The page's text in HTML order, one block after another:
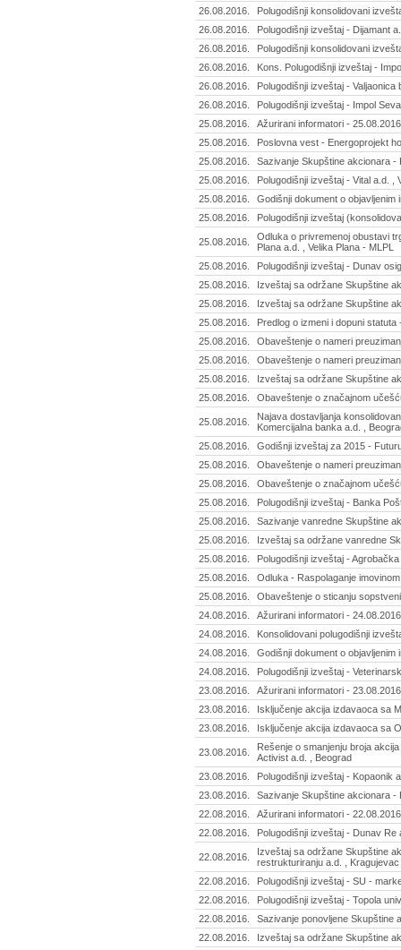
26.08.2016.
Polugodišnji konsolidovani
26.08.2016.
Polugodišnji izveštaj - Dijamant
26.08.2016.
Polugodišnji konsolidovani
26.08.2016.
Kons. Polugodišnji izveštaj -
26.08.2016.
Polugodišnji izveštaj -
26.08.2016.
Polugodišnji izveštaj - Impol
25.08.2016.
Ažurirani informatori - 25.08.2016
25.08.2016.
Poslovna vest - Energoprojekt
25.08.2016.
Sazivanje Skupštine akcionara -
25.08.2016.
Polugodišnji izveštaj - Vital a.d. ,
25.08.2016.
Godišnji dokument o objavljenim
25.08.2016.
Polugodišnji izveštaj
25.08.2016.
Odluka o privremenoj obustavi
Plana a.d. , Velika Plana - MLPL
25.08.2016.
Polugodišnji izveštaj - Dunav
25.08.2016.
Izveštaj sa održane Skupštine
25.08.2016.
Izveštaj sa održane Skupštine
25.08.2016.
Predlog o izmeni i dopuni
25.08.2016.
Obaveštenje o nameri
25.08.2016.
Obaveštenje o nameri
25.08.2016.
Izveštaj sa održane Skupštine
25.08.2016.
Obaveštenje o značajnom
25.08.2016.
Najava dostavljanja
Komercijalna banka a.d. ,
25.08.2016.
Godišnji izveštaj za 2015 -
25.08.2016.
Obaveštenje o nameri
25.08.2016.
Obaveštenje o značajnom
25.08.2016.
Polugodišnji izveštaj - Banka
25.08.2016.
Sazivanje vanredne Skupštine
25.08.2016.
Izveštaj sa održane vanredne
25.08.2016.
Polugodišnji izveštaj -
25.08.2016.
Odluka - Raspolaganje
25.08.2016.
Obaveštenje o sticanju
24.08.2016.
Ažurirani informatori - 24.08.2016
24.08.2016.
Konsolidovani polugodišnji
24.08.2016.
Godišnji dokument o
24.08.2016.
Polugodišnji izveštaj -
23.08.2016.
Ažurirani informatori - 23.08.2016
23.08.2016.
Isključenje akcija izdavaoca sa
23.08.2016.
Isključenje akcija izdavaoca sa
23.08.2016.
Rešenje o smanjenju broja
Activist a.d. , Beograd
23.08.2016.
Polugodišnji izveštaj - Kopaonik
23.08.2016.
Sazivanje Skupštine akcionara -
22.08.2016.
Ažurirani informatori - 22.08.2016
22.08.2016.
Polugodišnji izveštaj - Dunav Re
22.08.2016.
Izveštaj sa održane Skupštine
restrukturiranju a.d. , Kragujevac
22.08.2016.
Polugodišnji izveštaj - SU -
22.08.2016.
Polugodišnji izveštaj - Topola
22.08.2016.
Sazivanje ponovljene Skupštine
22.08.2016.
Izveštaj sa održane Skupštine